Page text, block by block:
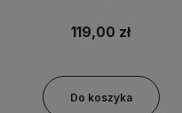
119,00 zł
Do koszyka